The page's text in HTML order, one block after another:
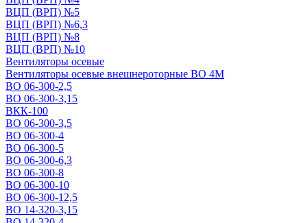
ВЦП (ВРП) №5
ВЦП (ВРП) №6,3
ВЦП (ВРП) №8
ВЦП (ВРП) №10
Вентиляторы осевые
Вентиляторы осевые внешнероторные ВО 4М
ВО 06-300-2,5
ВО 06-300-3,15
ВКК-100
ВО 06-300-3,5
ВО 06-300-4
ВО 06-300-5
ВО 06-300-6,3
ВО 06-300-8
ВО 06-300-10
ВО 06-300-12,5
ВО 14-320-3,15